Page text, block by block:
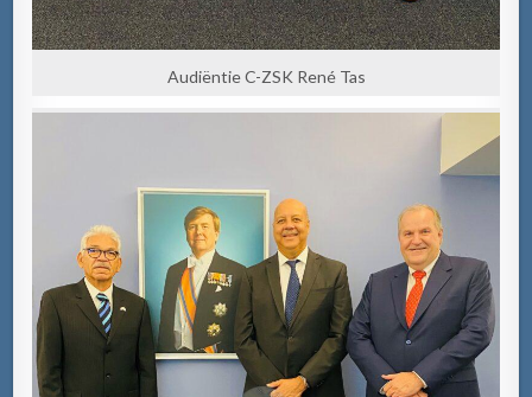
Audiëntie C-ZSK René Tas